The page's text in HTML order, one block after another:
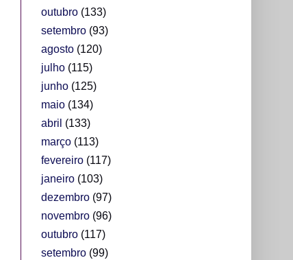
outubro(133)
setembro(93)
agosto(120)
julho(115)
junho(125)
maio(134)
abril (133)
março(113)
fevereiro(117)
janeiro(103)
dezembro(97)
novembro(96)
outubro(117)
setembro(99)